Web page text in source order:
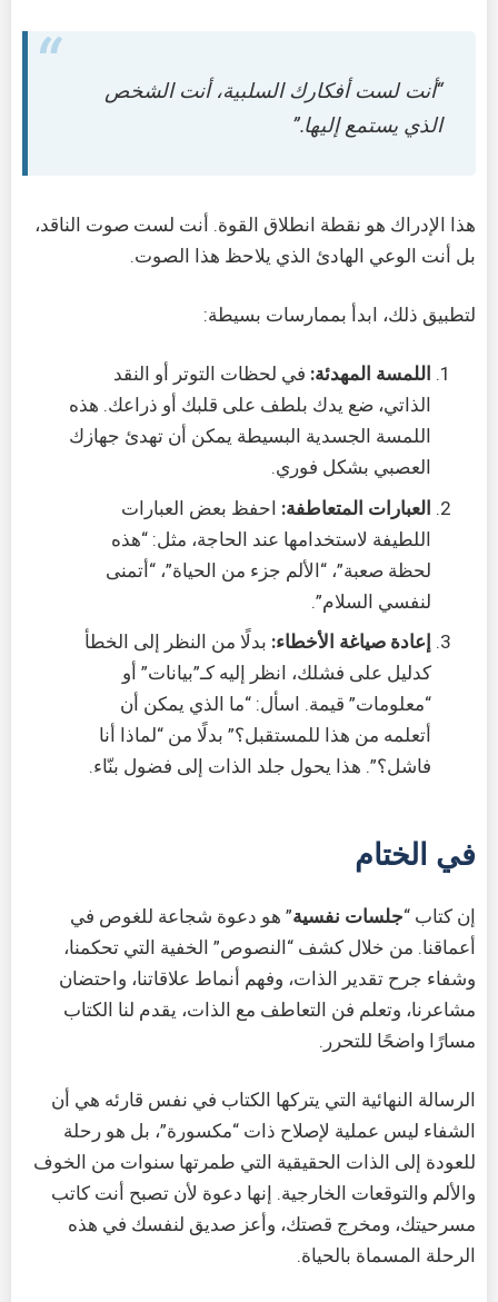
“أنت لست أفكارك السلبية، أنت الشخص
الذي يستمع إليها.”
هذا الإدراك هو نقطة انطلاق القوة. أنت لست صوت الناقد،
بل أنت الوعي الهادئ الذي يلاحظ هذا الصوت.
لتطبيق ذلك، ابدأ بممارسات بسيطة:
اللمسة المهدئة: في لحظات التوتر أو النقد
الذاتي، ضع يدك بلطف على قلبك أو ذراعك. هذه
اللمسة الجسدية البسيطة يمكن أن تهدئ جهازك
العصبي بشكل فوري.
العبارات المتعاطفة: احفظ بعض العبارات
اللطيفة لاستخدامها عند الحاجة، مثل: “هذه
لحظة صعبة”، “الألم جزء من الحياة”، “أتمنى
لنفسي السلام”.
إعادة صياغة الأخطاء: بدلًا من النظر إلى الخطأ
كدليل على فشلك، انظر إليه كـ”بيانات” أو
“معلومات” قيمة. اسأل: “ما الذي يمكن أن
أتعلمه من هذا للمستقبل؟” بدلًا من “لماذا أنا
فاشل؟”. هذا يحول جلد الذات إلى فضول بنّاء.
في الختام
إن كتاب “جلسات نفسية” هو دعوة شجاعة للغوص في
أعماقنا. من خلال كشف “النصوص” الخفية التي تحكمنا،
وشفاء جرح تقدير الذات، وفهم أنماط علاقاتنا، واحتضان
مشاعرنا، وتعلم فن التعاطف مع الذات، يقدم لنا الكتاب
مسارًا واضحًا للتحرر.
الرسالة النهائية التي يتركها الكتاب في نفس قارئه هي أن
الشفاء ليس عملية لإصلاح ذات “مكسورة”، بل هو رحلة
للعودة إلى الذات الحقيقية التي طمرتها سنوات من الخوف
والألم والتوقعات الخارجية. إنها دعوة لأن تصبح أنت كاتب
مسرحيتك، ومخرج قصتك، وأعز صديق لنفسك في هذه
الرحلة المسماة بالحياة.